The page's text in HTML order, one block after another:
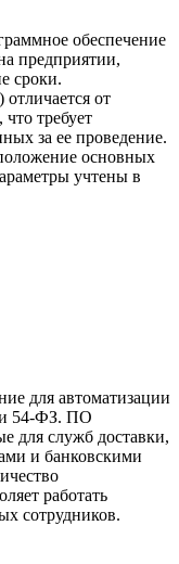
обеспечение
предприятии,
сроки.
от
требует
за ее проведение.
основных
учтены в
для автоматизации
54-ФЗ. ПО
для служб доставки,
и банковскими
работать
сотрудников.